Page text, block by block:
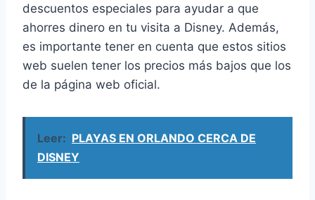
descuentos especiales para ayudar a que
ahorres dinero en tu visita a Disney. Además,
es importante tener en cuenta que estos sitios
web suelen tener los precios más bajos que los
de la página web oficial.
Leer: PLAYAS EN ORLANDO CERCA DE
DISNEY